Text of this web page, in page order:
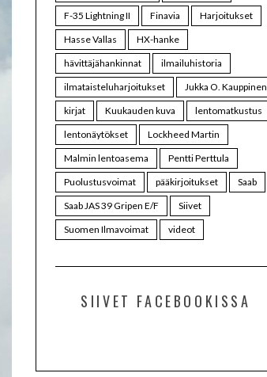
F-35 Lightning II
Finavia
Harjoitukset
Hasse Vallas
HX-hanke
hävittäjähankinnat
ilmailuhistoria
ilmataisteluharjoitukset
Jukka O. Kauppinen
kirjat
Kuukauden kuva
lentomatkustus
lentonäytökset
Lockheed Martin
Malmin lentoasema
Pentti Perttula
Puolustusvoimat
pääkirjoitukset
Saab
Saab JAS 39 Gripen E/F
Siivet
Suomen Ilmavoimat
videot
SIIVET FACEBOOKISSA